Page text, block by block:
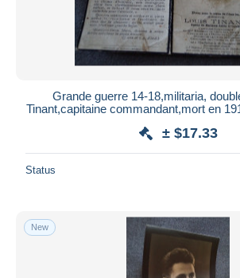
Grande guerre 14-18,militaria,
Tinant,capitaine commandant,mort en
± $17.33
Status
New